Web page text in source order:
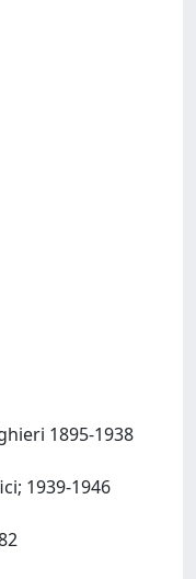
1895-1938
1939-1946